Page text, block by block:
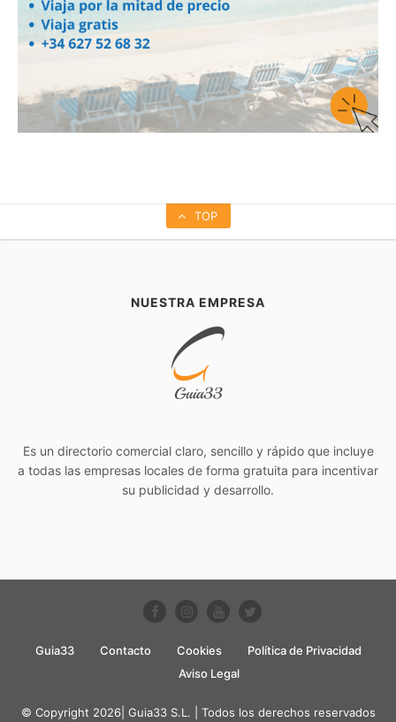
TOP
NUESTRA EMPRESA
Es un directorio comercial claro, sencillo y rápido que incluye
a todas las empresas locales de forma gratuita para incentivar
su publicidad y desarrollo.
Guia33 Contacto Cookies
Política de Privacidad
Aviso Legal
© Copyright 2026| Guia33 S.L. | Todos los derechos reservados